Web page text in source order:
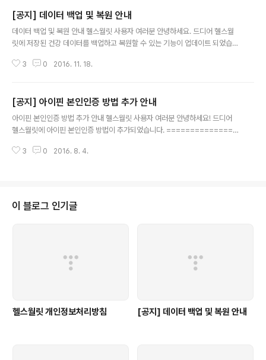
한 접근이 가능합니다. 더불어 섬세해진 디자인과 사용감
으로 즐거운 경험을 선사합니다. 2. 방문기록 나의 진료노
트와 History가 합쳐져 방문기록으로 바뀌었습니다. 최신
카드형식으로 바뀌었습니다. 또한 방문 기록들을 살펴보다
[공지] 데이터 백업 및 복원 안내
데이터 백업 및 복원 안내 헬스월릿 사용자 여러분 안녕하세요. 드디어 헬스월
릿에 저장된 건강 데이터를 백업하고 복원할 수 있는 기능이 업데이트 되었습니
용이 가능합니다. 지금부터 그 사용 방법을 안내해 드릴게요. ===========
있습니다. 1. 본인인증을 해주세요. 고객님의 소중한 건강정보 파일을 타인이 열
어볼 수 없도록 본인인증 정보가 일치하지 않으면 불러올 수 없도록 되어 있습
니다. 때문에 본인인증을 하셔야 내보내기/불러오기를 하실 수 있어요. 2. 먼저..
3 0 2016. 11. 18.
[공지] 아이핀 본인인증 방법 추가 안내
아이핀 본인인증 방법 추가 안내 헬스월릿 사용자 여러분 안녕하세요! 드디어
헬스월릿에 아이핀 본인인증 방법이 추가되었습니다. ===============
휴대폰을 사용하거나 법인폰을 사용하는 등 다양한 이유로 휴대폰 본인인증에
정보가 타인에게 유출되는 것을 방지하기 위해 본인인증을 반드시 거치도록 하
고 있는데요. 아이핀 인증을 포함한 모든 본인인증 서비스를 외부 본인인증서비
3 0 2016. 8. 4.
이 블로그 인기글
헬스월릿 개인정보처리방침 [공지] 데이터 백업 및 복원 안내